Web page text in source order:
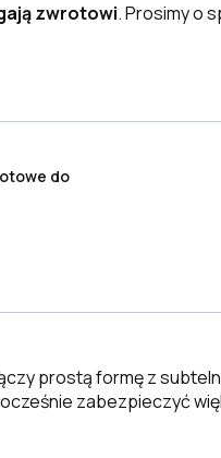
zwrotowi. Prosimy o
do
prostą formę z
zabezpieczyć